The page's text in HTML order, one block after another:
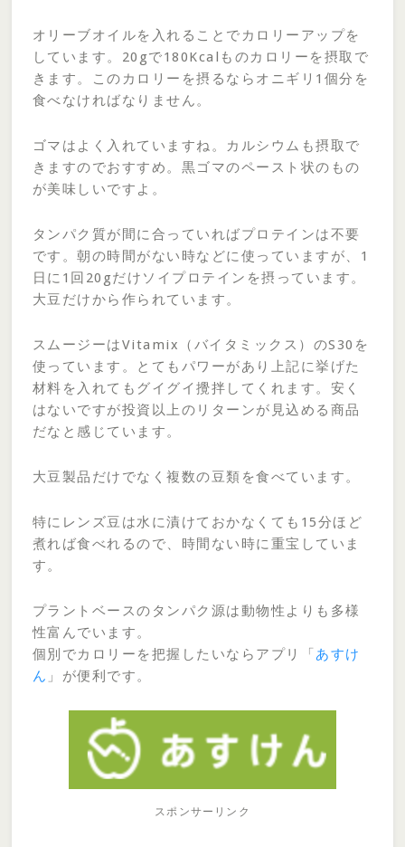
オリーブオイルを入れることでカロリーアップを
しています。20gで180Kcalものカロリーを摂取で
きます。このカロリーを摂るならオニギリ1個分を
食べなければなりません。
ゴマはよく入れていますね。カルシウムも摂取で
きますのでおすすめ。黒ゴマのペースト状のもの
が美味しいですよ。
タンパク質が間に合っていればプロテインは不要
です。朝の時間がない時などに使っていますが、1
日に1回20gだけソイプロテインを摂っています。
大豆だけから作られています。
スムージーはVitamix（バイタミックス）のS30を
使っています。とてもパワーがあり上記に挙げた
材料を入れてもグイグイ攪拌してくれます。安く
はないですが投資以上のリターンが見込める商品
だなと感じています。
大豆製品だけでなく複数の豆類を食べています。
特にレンズ豆は水に漬けておかなくても15分ほど
煮れば食べれるので、時間ない時に重宝していま
す。
プラントベースのタンパク源は動物性よりも多様
性富んでいます。
個別でカロリーを把握したいならアプリ「あすけ
ん 」が便利です。
スポンサーリンク